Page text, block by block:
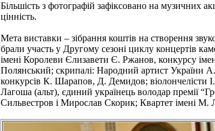
Більшість з фотографій зафіксовано на музичних
цінність.
Мета виставки – зібрання коштів на створення
брали участь у Другому сезоні циклу концертів
імені Королеви Єлизавети Є. Ржанов, конкурсу
Полянський; скрипалі: Народний артист України
конкурсів К. Шарапов, Д. Демидов; віолончелісти
Лагоша (альт), єдиний українець володар премії
Сильвестров і Мирослав Скорик; Квартет імені М.